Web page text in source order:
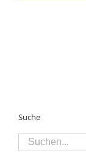
Suche
Suche
nach: